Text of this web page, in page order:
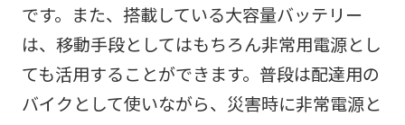
です。また、搭載している大容量バッテリー
は、移動手段としてはもちろん非常用電源とし
ても活用することができます。普段は配達用の
バイクとして使いながら、災害時に非常電源と